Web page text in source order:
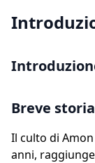
Breve
Il culto di
anni,